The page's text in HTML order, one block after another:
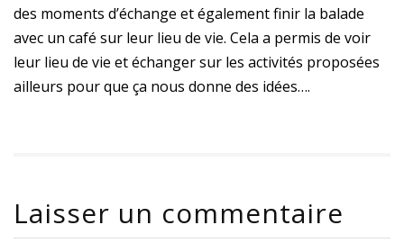
des moments d’échange et également finir la balade
avec un café sur leur lieu de vie. Cela a permis de voir
leur lieu de vie et échanger sur les activités proposées
ailleurs pour que ça nous donne des idées….
Laisser un commentaire